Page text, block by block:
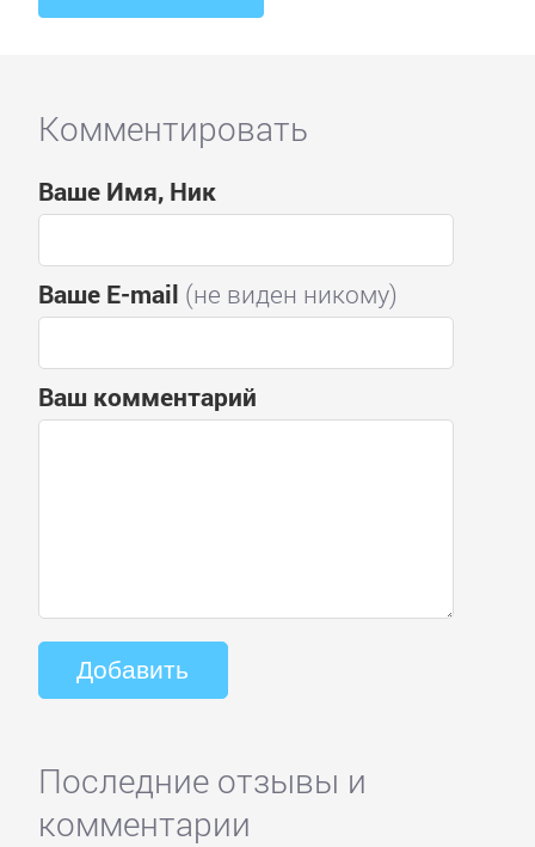
Комментировать
Ваше Имя, Ник
Ваше E-mail (не виден никому)
Ваш комментарий
Последние отзывы и
комментарии